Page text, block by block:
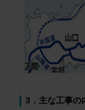
3．主な工事の